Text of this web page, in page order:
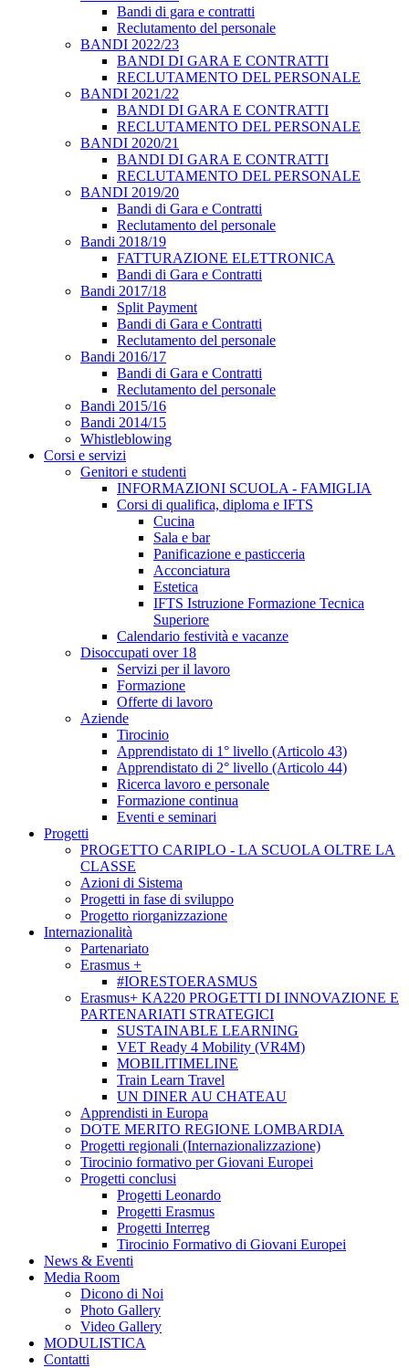
Bandi di gara e contratti
Reclutamento del personale
BANDI 2022/23
BANDI DI GARA E CONTRATTI
RECLUTAMENTO DEL PERSONALE
BANDI 2021/22
BANDI DI GARA E CONTRATTI
RECLUTAMENTO DEL PERSONALE
BANDI 2020/21
BANDI DI GARA E CONTRATTI
RECLUTAMENTO DEL PERSONALE
BANDI 2019/20
Bandi di Gara e Contratti
Reclutamento del personale
Bandi 2018/19
FATTURAZIONE ELETTRONICA
Bandi di Gara e Contratti
Bandi 2017/18
Split Payment
Bandi di Gara e Contratti
Reclutamento del personale
Bandi 2016/17
Bandi di Gara e Contratti
Reclutamento del personale
Bandi 2015/16
Bandi 2014/15
Whistleblowing
Corsi e servizi
Genitori e studenti
INFORMAZIONI SCUOLA - FAMIGLIA
Corsi di qualifica, diploma e IFTS
Cucina
Sala e bar
Panificazione e pasticceria
Acconciatura
Estetica
IFTS Istruzione Formazione Tecnica
Superiore
Calendario festività e vacanze
Disoccupati over 18
Servizi per il lavoro
Formazione
Offerte di lavoro
Aziende
Tirocinio
Apprendistato di 1° livello (Articolo 43)
Apprendistato di 2° livello (Articolo 44)
Ricerca lavoro e personale
Formazione continua
Eventi e seminari
Progetti
PROGETTO CARIPLO - LA SCUOLA OLTRE LA
CLASSE
Azioni di Sistema
Progetti in fase di sviluppo
Progetto riorganizzazione
Internazionalità
Partenariato
Erasmus +
#IORESTOERASMUS
Erasmus+ KA220 PROGETTI DI INNOVAZIONE E
PARTENARIATI STRATEGICI
SUSTAINABLE LEARNING
VET Ready 4 Mobility (VR4M)
MOBILITIMELINE
Train Learn Travel
UN DINER AU CHATEAU
Apprendisti in Europa
DOTE MERITO REGIONE LOMBARDIA
Progetti regionali (Internazionalizzazione)
Tirocinio formativo per Giovani Europei
Progetti conclusi
Progetti Leonardo
Progetti Erasmus
Progetti Interreg
Tirocinio Formativo di Giovani Europei
News & Eventi
Media Room
Dicono di Noi
Photo Gallery
Video Gallery
MODULISTICA
Contatti